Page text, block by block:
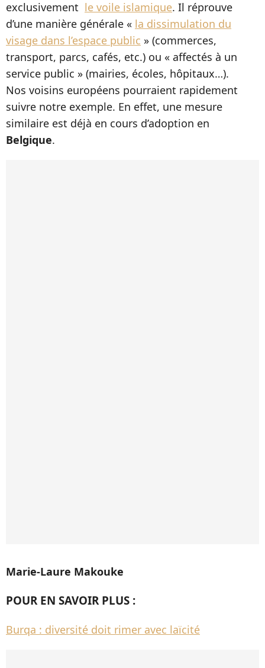
exclusivement le voile islamique. Il réprouve
d’une manière générale « la dissimulation du
visage dans l’espace public » (commerces,
transport, parcs, cafés, etc.) ou « affectés à un
service public » (mairies, écoles, hôpitaux…).
Nos voisins européens pourraient rapidement
suivre notre exemple. En effet, une mesure
similaire est déjà en cours d’adoption en
Belgique.
Marie-Laure Makouke
POUR EN SAVOIR PLUS :
Burqa : diversité doit rimer avec laïcité